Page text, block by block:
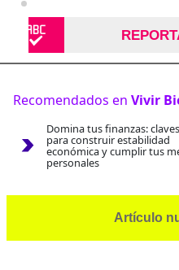
Recomendados en Vivir
Domina tus finanzas: claves
para construir estabilidad
económica y cumplir tus
personales
Artículo